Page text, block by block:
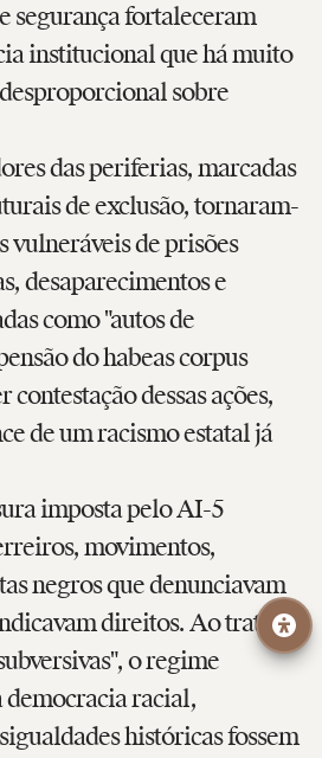
segurança fortaleceram
institucional que há muito
sobre
das periferias, marcadas
de exclusão, tornaram-
vulneráveis de prisões
desaparecimentos e
como "autos de
do habeas corpus
dessas ações,
de um racismo estatal já
imposta pelo AI-5
movimentos,
negros que denunciavam
direitos. Ao tratar
o regime
racial,
históricas fossem